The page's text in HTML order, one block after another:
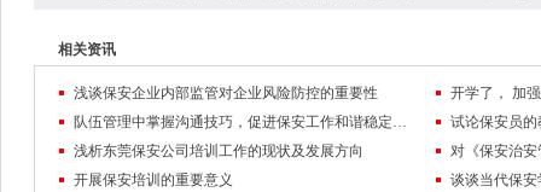
相关资讯
浅谈保安企业内部监管对企业风险防控的重要性
队伍管理中掌握沟通技巧，促进保安工作和谐稳定发展
试论保安员
浅析东莞保安公司培训工作的现状及发展方向
对《保安治
开展保安培训的重要意义
谈谈当代保